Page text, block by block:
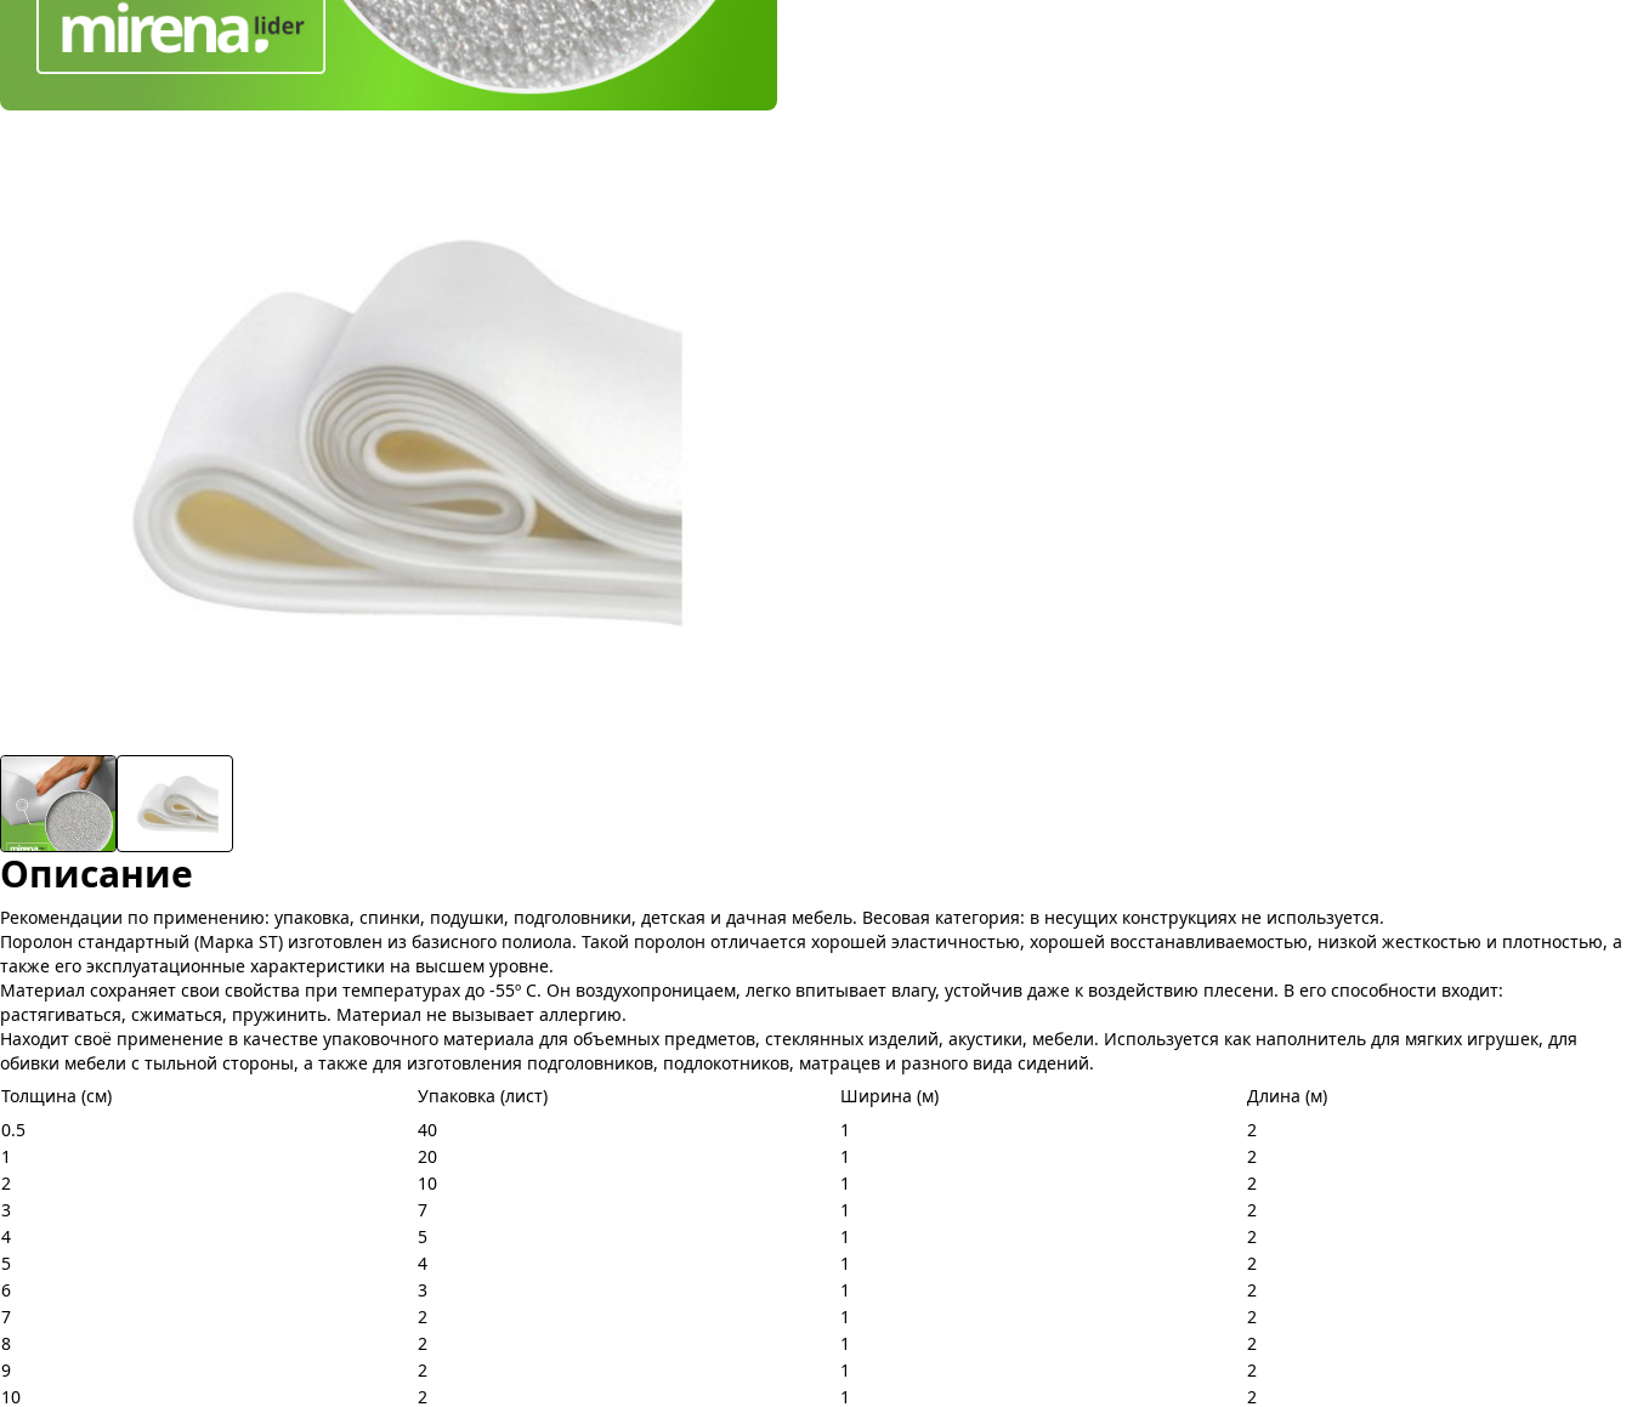
Описание
Рекомендации по применению: упаковка, спинки, подушки, подголовники, детская и дачная мебель. Весовая категория: в несущих конструкциях не используется.
Поролон стандартный (Марка ST) изготовлен из базисного полиола. Такой поролон отличается хорошей эластичностью, хорошей восстанавливаемостью, низкой жесткостью и плотностью, а
также его эксплуатационные характеристики на высшем уровне.
Материал сохраняет свои свойства при температурах до -55º С. Он воздухопроницаем, легко впитывает влагу, устойчив даже к воздействию плесени. В его способности входит:
растягиваться, сжиматься, пружинить. Материал не вызывает аллергию.
Находит своё применение в качестве упаковочного материала для объемных предметов, стеклянных изделий, акустики, мебели. Используется как наполнитель для мягких игрушек, для
обивки мебели с тыльной стороны, а также для изготовления подголовников, подлокотников, матрацев и разного вида сидений.
Толщина (см)
Упаковка (лист) Ширина (м)
Длина (м)
0.5
40 1
2
1
20 1
2
2
10 1
2
3
7 1
2
4
5 1
2
5
4 1
2
6
3 1
2
7
2 1
2
8
2 1
2
9
2 1
2
10
2 1 2